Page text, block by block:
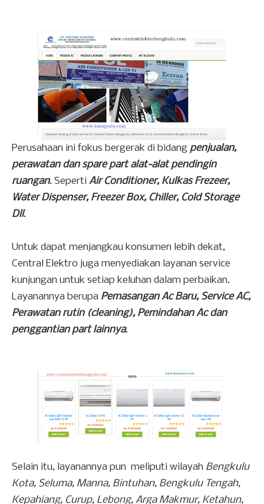
Perusahaan ini fokus bergerak di bidang penjualan,
perawatan dan spare part alat-alat pendingin
ruangan. Seperti Air Conditioner, Kulkas Frezeer,
Water Dispenser, Freezer Box, Chiller, Cold Storage
Dll.
Untuk dapat menjangkau konsumen lebih dekat,
Central Elektro juga menyediakan layanan service
kunjungan untuk setiap keluhan dalam perbaikan.
Layanannya berupa Pemasangan Ac Baru, Service AC,
Perawatan rutin (cleaning), Pemindahan Ac dan
penggantian part lainnya.
Selain itu, layanannya pun meliputi wilayah Bengkulu
Kota, Seluma, Manna, Bintuhan, Bengkulu Tengah,
Kepahiang, Curup, Lebong, Arga Makmur, Ketahun,